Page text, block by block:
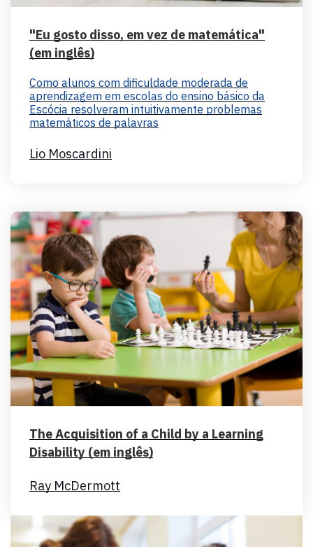
"Eu gosto disso, em vez de matemática"
(em inglês)
Como alunos com dificuldade moderada de
aprendizagem em escolas do ensino básico da
Escócia resolveram intuitivamente problemas
matemáticos de palavras
Lio Moscardini
The Acquisition of a Child by a Learning
Disability (em inglês)
Ray McDermott